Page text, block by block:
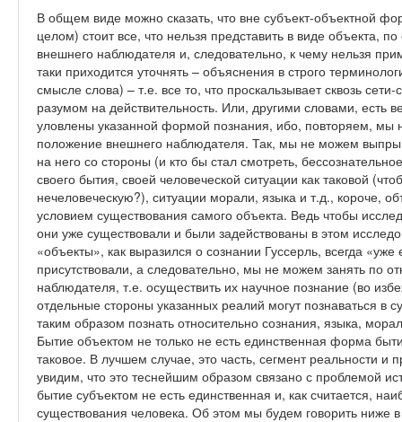
В общем виде можно сказать, что вне субъект-объектной
целом) стоит все, что нельзя представить в виде объекта,
внешнего наблюдателя и, следовательно, к чему нельзя
таки приходится уточнять – объяснения в строго
смысле слова) – т.е. все то, что проскальзывает сквозь
разумом на действительность. Или, другими словами, есть
уловлены указанной формой познания, ибо, повторяем,
положение внешнего наблюдателя. Так, мы не можем
на него со стороны (и кто бы стал смотреть,
своего бытия, своей человеческой ситуации как таковой
нечеловеческую?), ситуации морали, языка и т.д., короче,
условием существования самого объекта. Ведь чтобы
они уже существовали и были задействованы в этом
«объекты», как выразился о сознании Гуссерль, всегда
присутствовали, а следовательно, мы не можем занять по
наблюдателя, т.е. осуществить их научное познание (во
отдельные стороны указанных реалий могут познаваться в
таким образом познать относительно сознания, языка,
Бытие объектом не только не есть единственная форма
таковое. В лучшем случае, это часть, сегмент реальности
увидим, что это теснейшим образом связано с проблемой
бытие субъектом не есть единственная и, как считается,
существования человека. Об этом мы будем говорить ниже